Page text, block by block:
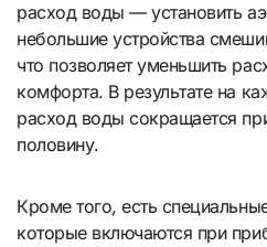
расход воды — установить
небольшие устройства
что позволяет уменьшить
комфорта. В результате на
расход воды сокращается
половину.
Кроме того, есть
которые включаются при